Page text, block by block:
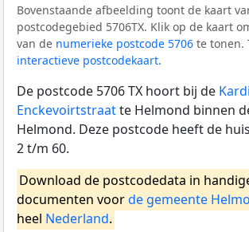
Bovenstaande afbeelding toont de kaart
postcodegebied 5706TX. Klik op de kaart
van de numerieke postcode 5706 te tonen.
interactieve postcodekaart.
De postcode 5706 TX hoort bij de
Enckevoirtstraatte Helmond binnen
Helmond. Deze postcode heeft de
2 t/m 60.
Download de postcodedata in
documenten voorde gemeente
heel Nederland.